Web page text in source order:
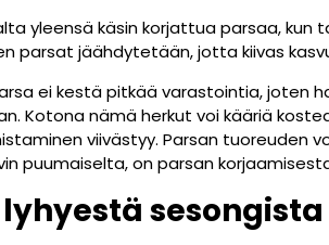
yleensä käsin korjattua parsaa, kun
parsat jäähdytetään, jotta kiivas
ei kestä pitkää varastointia, joten
Kotona nämä herkut voi kääriä
viivästyy. Parsan tuoreuden
puumaiselta, on parsan
sesongista